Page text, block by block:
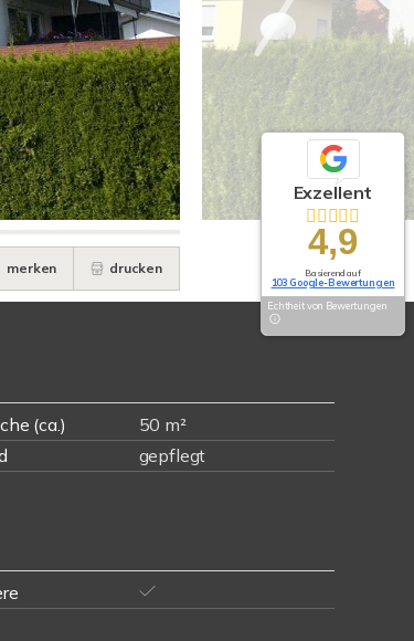
merken drucken
(ca.)
50 m²
gepflegt
Exzellent
4,9
Basierend auf
103 Google-Bewertungen
Echtheit von Bewertungen